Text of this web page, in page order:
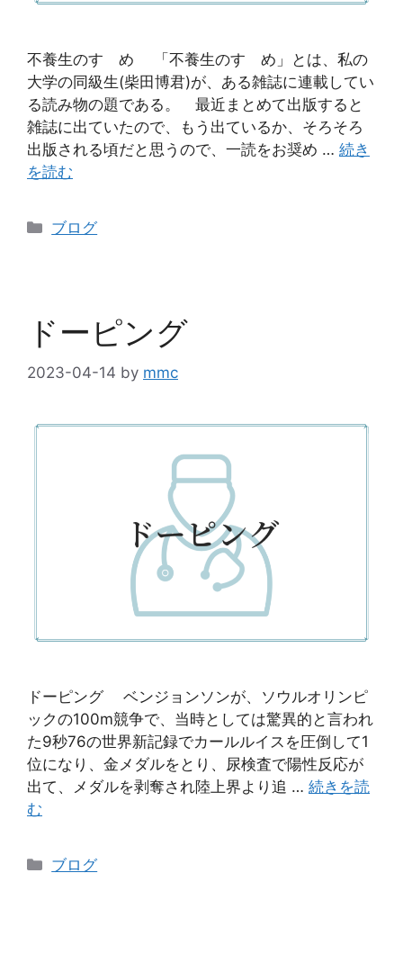
不養生のすゝめ 「不養生のすゝめ」とは、私の
大学の同級生(柴田博君)が、ある雑誌に連載してい
る読み物の題である。 最近まとめて出版すると
雑誌に出ていたので、もう出ているか、そろそろ
出版される頃だと思うので、一読をお奨め … 続き
を読む
ブログ
ドーピング
2023-04-14 by mmc
ドーピング ベンジョンソンが、ソウルオリンピ
ックの100m競争で、当時としては驚異的と言われ
た9秒76の世界新記録でカールルイスを圧倒して1
位になり、金メダルをとり、尿検査で陽性反応が
出て、メダルを剥奪され陸上界より追 … 続きを読
む
ブログ